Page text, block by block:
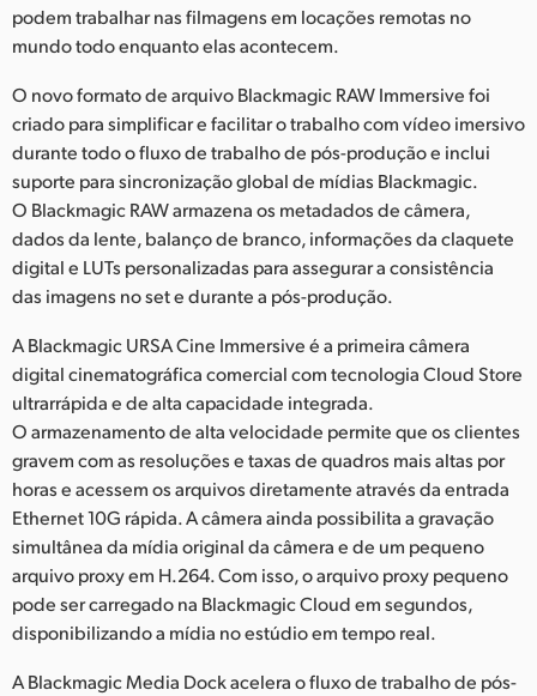
podem trabalhar nas filmagens em locações remotas no
mundo todo enquanto elas acontecem.
O novo formato de arquivo Blackmagic RAW Immersive foi
criado para simplificar e facilitar o trabalho com vídeo imersivo
durante todo o fluxo de trabalho de pós-produção e inclui
suporte para sincronização global de mídias Blackmagic.
O Blackmagic RAW armazena os metadados de câmera,
dados da lente, balanço de branco, informações da claquete
digital e LUTs personalizadas para assegurar a consistência
das imagens no set e durante a pós-produção.
A Blackmagic URSA Cine Immersive é a primeira câmera
digital cinematográfica comercial com tecnologia Cloud Store
ultrarrápida e de alta capacidade integrada.
O armazenamento de alta velocidade permite que os clientes
gravem com as resoluções e taxas de quadros mais altas por
horas e acessem os arquivos diretamente através da entrada
Ethernet 10G rápida. A câmera ainda possibilita a gravação
simultânea da mídia original da câmera e de um pequeno
arquivo proxy em H.264. Com isso, o arquivo proxy pequeno
pode ser carregado na Blackmagic Cloud em segundos,
disponibilizando a mídia no estúdio em tempo real.
A Blackmagic Media Dock acelera o fluxo de trabalho de pós-